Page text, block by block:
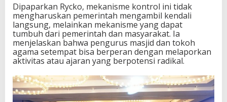
s
y
a
r
a
k
a
Dipaparkan Rycko, mekanisme kontrol ini tidak
mengharuskan pemerintah mengambil kendali
langsung, melainkan mekanisme yang dapat
tumbuh dari pemerintah dan masyarakat. Ia
menjelaskan bahwa pengurus masjid dan tokoh
agama setempat bisa berperan dengan melaporkan
aktivitas atau ajaran yang berpotensi radikal.